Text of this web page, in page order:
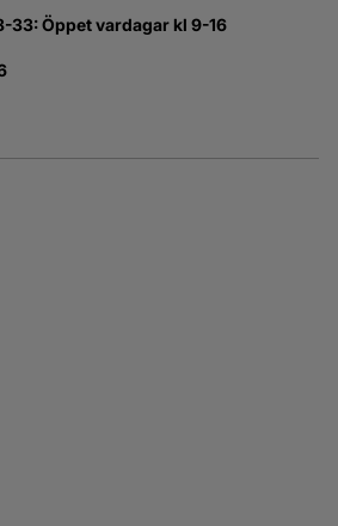
33: Öppet vardagar kl 9-16